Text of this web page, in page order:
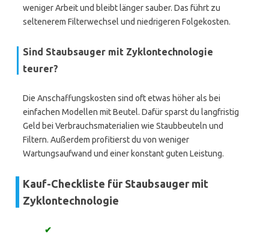
weniger Arbeit und bleibt länger sauber. Das führt zu
seltenerem Filterwechsel und niedrigeren Folgekosten.
Sind Staubsauger mit Zyklontechnologie
teurer?
Die Anschaffungskosten sind oft etwas höher als bei
einfachen Modellen mit Beutel. Dafür sparst du langfristig
Geld bei Verbrauchsmaterialien wie Staubbeuteln und
Filtern. Außerdem profitierst du von weniger
Wartungsaufwand und einer konstant guten Leistung.
Kauf-Checkliste für Staubsauger mit
Zyklontechnologie
✔